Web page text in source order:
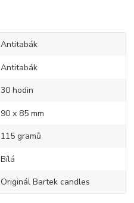
Antitabák
Antitabák
30 hodin
90 x 85 mm
115 gramů
Bílá
Originál Bartek candles